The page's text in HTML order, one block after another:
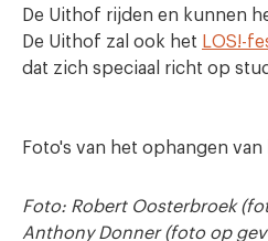
De Uithof rijden en kunnen
De Uithof zal ook het LOS!-
dat zich speciaal richt op
Foto's van het ophangen
Foto: Robert Oosterbroek
Anthony Donner (foto op